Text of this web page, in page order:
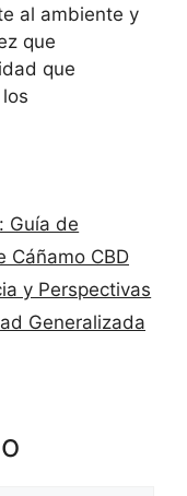
al ambiente y
que
que
Guía de
Cáñamo CBD
y Perspectivas
Generalizada